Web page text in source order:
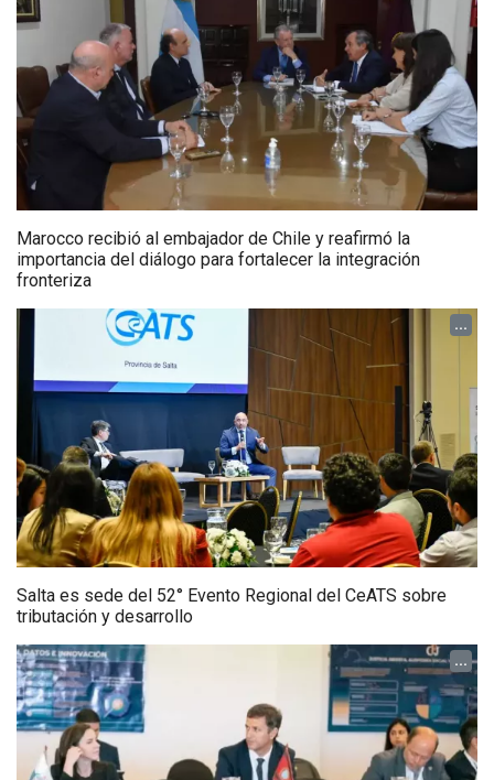
Marocco recibió al embajador de Chile y reafirmó la
importancia del diálogo para fortalecer la integración
fronteriza
...
Salta es sede del 52° Evento Regional del CeATS sobre
tributación y desarrollo
...